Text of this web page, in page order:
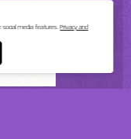
social media features.Privacy and